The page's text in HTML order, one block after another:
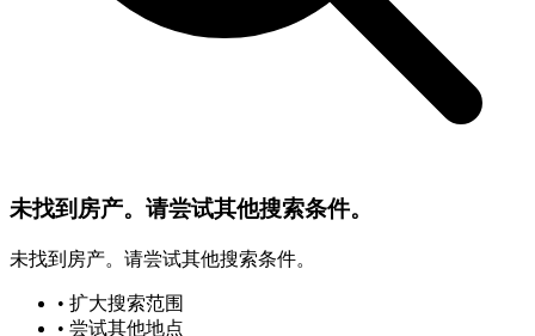
未找到房产。请尝试其他搜索条件。
未找到房产。请尝试其他搜索条件。
• 扩大搜索范围
• 尝试其他地点